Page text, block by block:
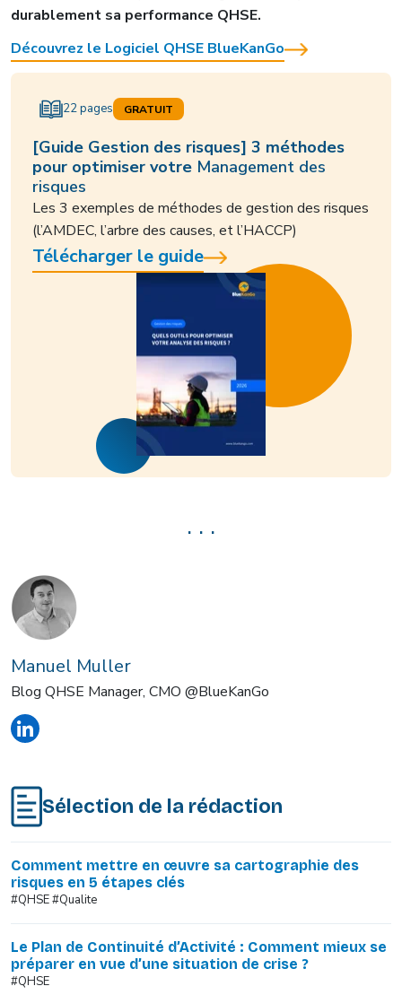
durablement sa performance QHSE.
Découvrez le Logiciel QHSE BlueKanGo
22 pages GRATUIT
[Guide Gestion des risques] 3 méthodes
pour optimiser votre Management des
risques
Les 3 exemples de méthodes de gestion des risques
(l’AMDEC, l’arbre des causes, et l’HACCP)
Télécharger le guide
. . .
Manuel Muller
Blog QHSE Manager, CMO @BlueKanGo
Sélection de la rédaction
Comment mettre en œuvre sa cartographie des
risques en 5 étapes clés
#QHSE #Qualite
Le Plan de Continuité d’Activité : Comment mieux se
préparer en vue d’une situation de crise ?
#QHSE